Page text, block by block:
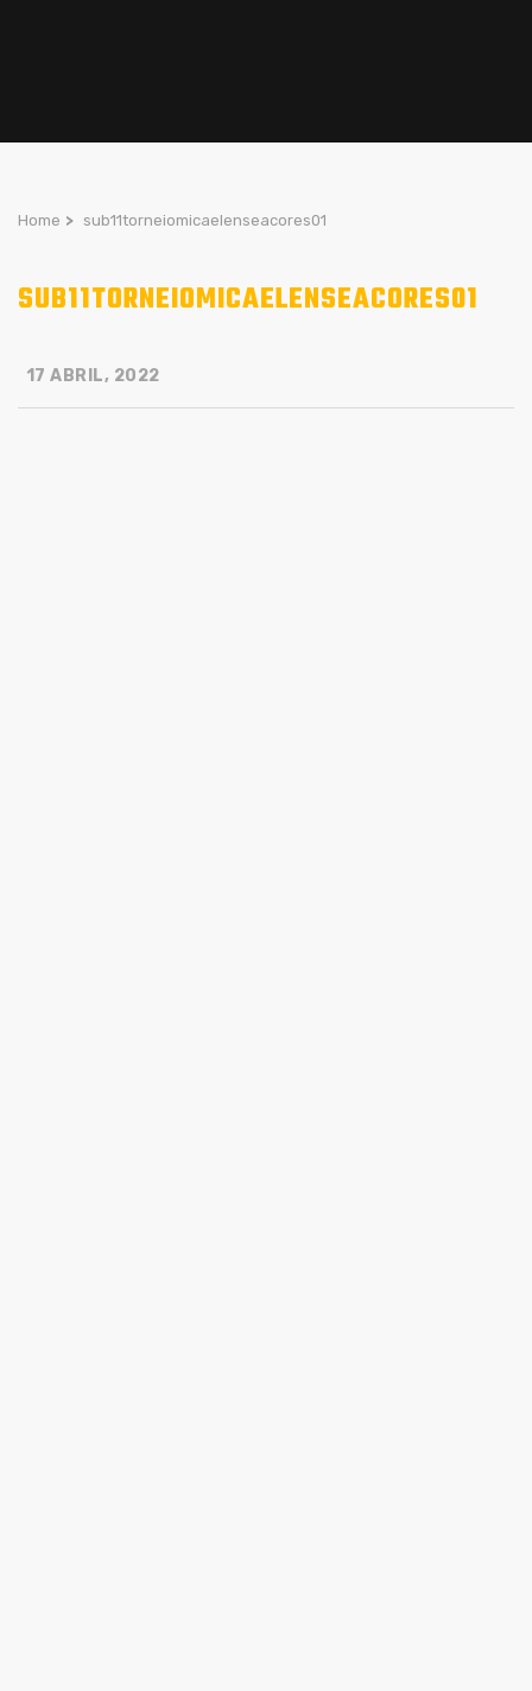
Home > sub11torneiomicaelenseacores01
SUB11TORNEIOMICAELENSEACORES01
17 ABRIL, 2022